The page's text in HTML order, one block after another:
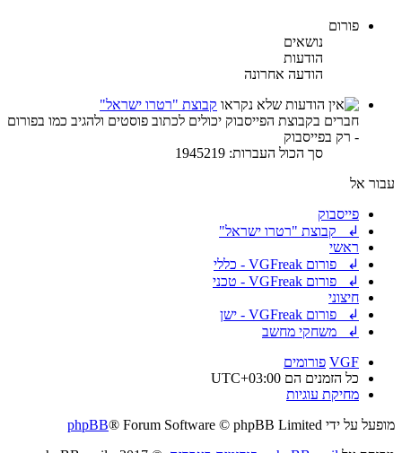
פורום
נושאים
הודעות
הודעה אחרונה
קבוצת "רטרו ישראל"
חברים בקבוצת הפייסבוק יכולים לכתוב פוסטים ולהגיב כמו בפורום
- רק בפייסבוק
סך הכול העברות: 1945219
עבור אל
פייסבוק
↲ קבוצת "רטרו ישראל"
ראשי
↲ פורום VGFreak - כללי
↲ פורום VGFreak - טכני
חיצוני
↲ פורום VGFreak - ישן
↲ משחקי מחשב
VGF פורומים
כל הזמנים הם UTC+03:00
מחיקת עוגיות
מופעל על ידי
phpBB® Forum Software © phpBB Limited